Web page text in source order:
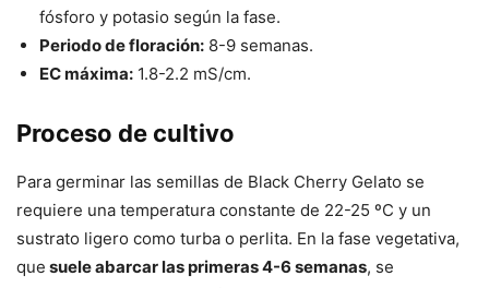
fósforo y potasio según la fase.
Periodo de floración: 8-9 semanas.
EC máxima: 1.8-2.2 mS/cm.
Proceso de cultivo
Para germinar las semillas de Black Cherry Gelato se
requiere una temperatura constante de 22-25 ºC y un
sustrato ligero como turba o perlita. En la fase vegetativa,
que suele abarcar las primeras 4-6 semanas, se